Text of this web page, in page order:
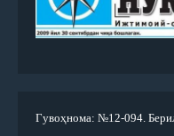
Гувоҳнома: №12-094.